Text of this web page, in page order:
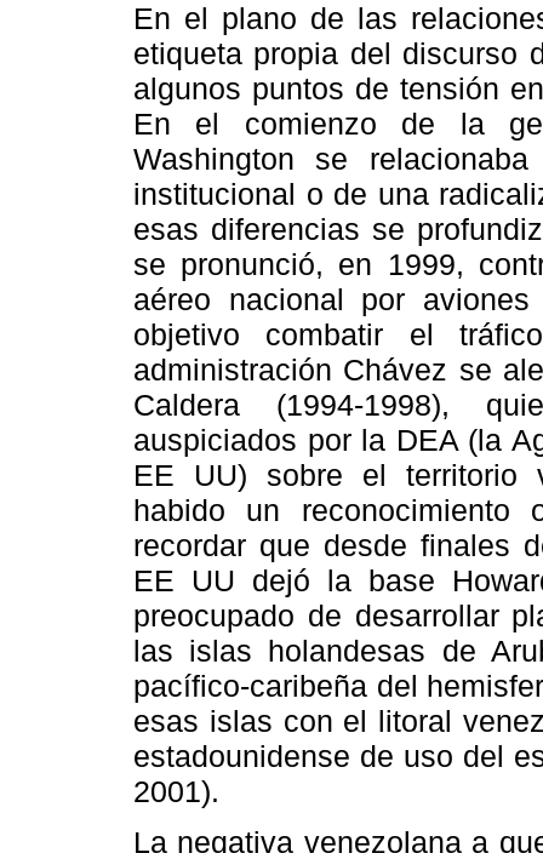
En el plano de las
etiqueta propia del discurso
algunos puntos de tensión
En el comienzo de la
Washington se
institucional o de una
esas diferencias se
se pronunció, en 1999,
aéreo nacional por
objetivo combatir el
administración Chávez se
Caldera (1994-1998),
auspiciados por la DEA (la
EE UU) sobre el territorio
habido un
recordar que desde finales
EE UU dejó la base
preocupado de desarrollar
las islas holandesas de
pacífico-caribeña del
esas islas con el litoral
estadounidense de uso del
2001).
La negativa venezolana a